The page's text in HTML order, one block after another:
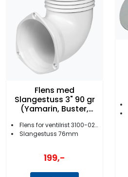
Flens med
Slangestuss 3" 90 gr
(Yamarin, Buster,
Flens for ventilrist 3100-02/-03/-04
Slangestuss 76mm
199,-